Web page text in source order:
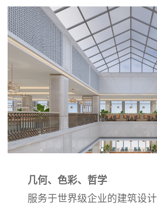
几何、色彩、哲学
服务于世界级企业的建筑设